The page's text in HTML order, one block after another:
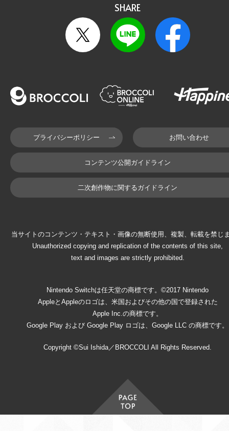
SHARE
プライバシーポリシー お問い合わせ
コンテンツ公開ガイドライン
二次創作物に関するガイドライン
当サイトのコンテンツ・テキスト・画像の無断使用、複製、転載を禁じ
Unauthorized copying and replication of the contents of this site,
text and images are strictly prohibited.
Nintendo Switchは任天堂の商標です。©2017 Nintendo
AppleとAppleのロゴは、米国およびその他の国で登録された
Apple Inc.の商標です。
Google Play および Google Play ロゴは、Google LLC の商標です。
Copyright ©Sui Ishida／BROCCOLI All Rights Reserved.